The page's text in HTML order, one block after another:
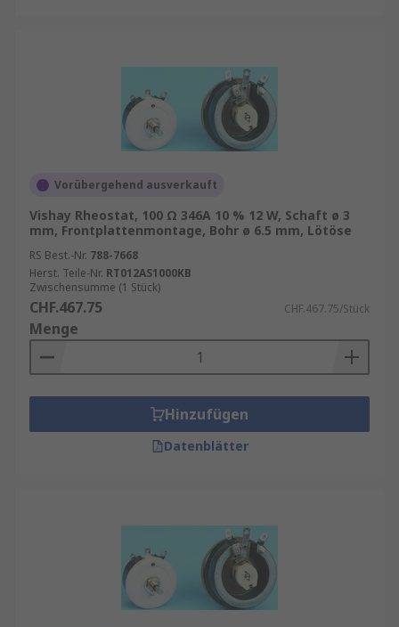
Vorübergehend ausverkauft
Vishay Rheostat, 100 Ω 346A 10 % 12 W, Schaft ø 3
mm, Frontplattenmontage, Bohr ø 6.5 mm, Lötöse
RS Best.-Nr. 788-7668
Herst. Teile-Nr. RT012AS1000KB
Zwischensumme (1 Stück)
CHF.467.75 CHF.467.75/Stück
Menge
Hinzufügen
Datenblätter